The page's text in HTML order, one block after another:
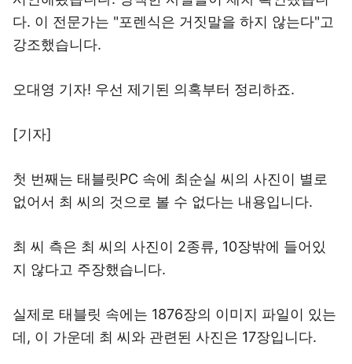
다. 이 전문가는 "포렌식은 거짓말을 하지 않는다"고
강조했습니다.
오대영 기자! 우선 제기된 의혹부터 정리하죠.
[기자]
첫 번째는 태블릿PC 속에 최순실 씨의 사진이 별로
없어서 최 씨의 것으로 볼 수 없다는 내용입니다.
최 씨 측은 최 씨의 사진이 2종류, 10장밖에 들어있
지 않다고 주장했습니다.
실제로 태블릿 속에는 1876장의 이미지 파일이 있는
데, 이 가운데 최 씨와 관련된 사진은 17장입니다.